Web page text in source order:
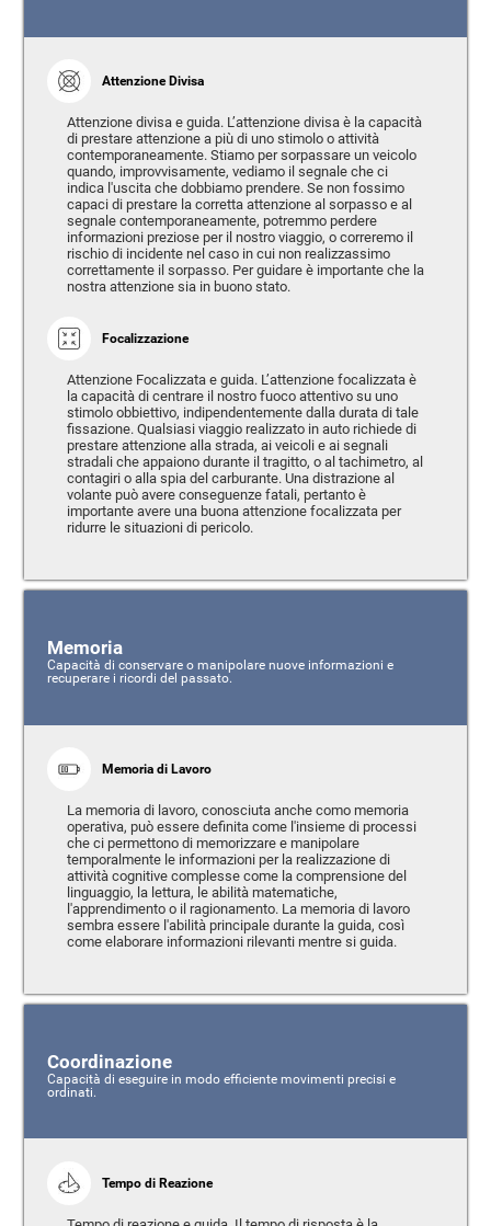
Attenzione Divisa
Attenzione divisa e guida. L’attenzione divisa è la capacità
di prestare attenzione a più di uno stimolo o attività
contemporaneamente. Stiamo per sorpassare un veicolo
quando, improvvisamente, vediamo il segnale che ci
indica l'uscita che dobbiamo prendere. Se non fossimo
capaci di prestare la corretta attenzione al sorpasso e al
segnale contemporaneamente, potremmo perdere
informazioni preziose per il nostro viaggio, o correremo il
rischio di incidente nel caso in cui non realizzassimo
correttamente il sorpasso. Per guidare è importante che la
nostra attenzione sia in buono stato.
Focalizzazione
Attenzione Focalizzata e guida. L’attenzione focalizzata è
la capacità di centrare il nostro fuoco attentivo su uno
stimolo obbiettivo, indipendentemente dalla durata di tale
fissazione. Qualsiasi viaggio realizzato in auto richiede di
prestare attenzione alla strada, ai veicoli e ai segnali
stradali che appaiono durante il tragitto, o al tachimetro, al
contagiri o alla spia del carburante. Una distrazione al
volante può avere conseguenze fatali, pertanto è
importante avere una buona attenzione focalizzata per
ridurre le situazioni di pericolo.
Memoria
Capacità di conservare o manipolare nuove informazioni e
recuperare i ricordi del passato.
Memoria di Lavoro
La memoria di lavoro, conosciuta anche como memoria
operativa, può essere definita come l'insieme di processi
che ci permettono di memorizzare e manipolare
temporalmente le informazioni per la realizzazione di
attività cognitive complesse come la comprensione del
linguaggio, la lettura, le abilità matematiche,
l'apprendimento o il ragionamento. La memoria di lavoro
sembra essere l'abilità principale durante la guida, così
come elaborare informazioni rilevanti mentre si guida.
Coordinazione
Capacità di eseguire in modo efficiente movimenti precisi e
ordinati.
Tempo di Reazione